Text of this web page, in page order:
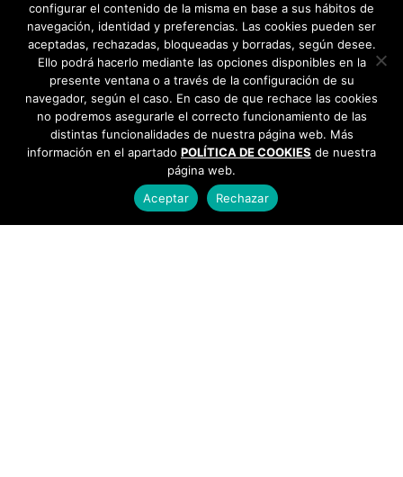
configurar el contenido de la misma en base a sus hábitos de
navegación, identidad y preferencias. Las cookies pueden ser
aceptadas, rechazadas, bloqueadas y borradas, según desee.
Ello podrá hacerlo mediante las opciones disponibles en la
presente ventana o a través de la configuración de su
navegador, según el caso. En caso de que rechace las cookies
no podremos asegurarle el correcto funcionamiento de las
distintas funcionalidades de nuestra página web. Más
información en el apartado POLÍTICA DE COOKIES de nuestra
página web.
Aceptar
Rechazar